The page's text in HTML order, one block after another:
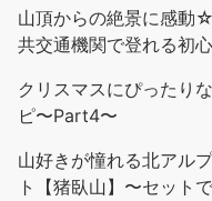
山頂からの絶景に感動
共交通機関で登れる初
クリスマスにぴったり
ピ〜Part4〜
山好きが憧れる北アル
ト【猪臥山】〜セット